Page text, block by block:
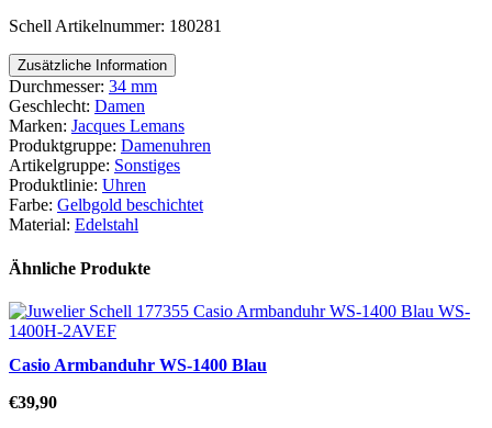
Schell Artikelnummer: 180281
Zusätzliche Information
Durchmesser: 34 mm
Geschlecht: Damen
Marken: Jacques Lemans
Produktgruppe: Damenuhren
Artikelgruppe: Sonstiges
Produktlinie: Uhren
Farbe: Gelbgold beschichtet
Material: Edelstahl
Ähnliche Produkte
Casio Armbanduhr WS-1400 Blau
€39,90